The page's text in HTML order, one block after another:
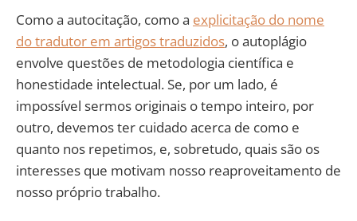
Como a autocitação, como a explicitação do nome
do tradutor em artigos traduzidos, o autoplágio
envolve questões de metodologia científica e
honestidade intelectual. Se, por um lado, é
impossível sermos originais o tempo inteiro, por
outro, devemos ter cuidado acerca de como e
quanto nos repetimos, e, sobretudo, quais são os
interesses que motivam nosso reaproveitamento de
nosso próprio trabalho.